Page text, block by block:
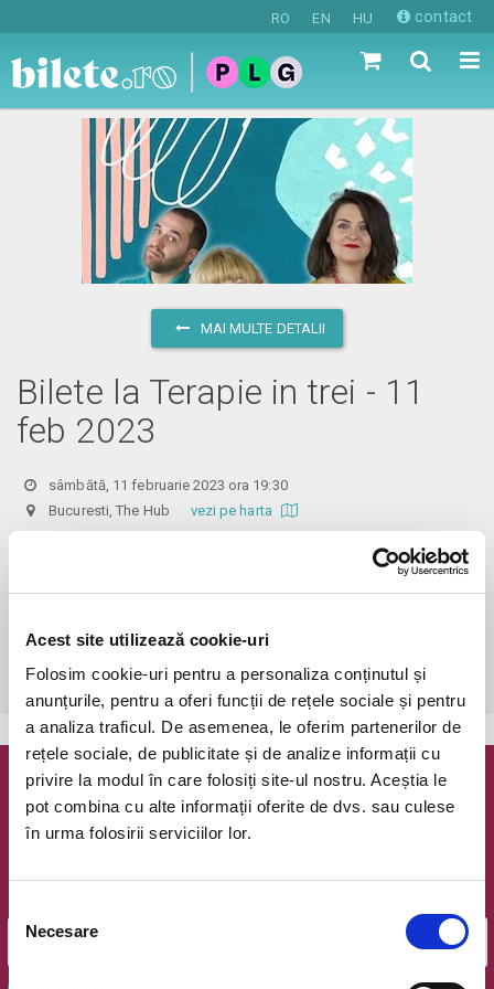
Acest site utilizează cookie-uri
Folosim cookie-uri pentru a personaliza conținutul și
anunțurile, pentru a oferi funcții de rețele sociale și pentru
a analiza traficul. De asemenea, le oferim partenerilor de
rețele sociale, de publicitate și de analize informații cu
privire la modul în care folosiți site-ul nostru. Aceștia le
pot combina cu alte informații oferite de dvs. sau culese
în urma folosirii serviciilor lor.
consimțământului
Necesare
RO EN HU contact
MAI MULTE DETALII
Bilete la Terapie in trei - 11
feb 2023
sâmbătă, 11 februarie 2023 ora 19:30
Bucuresti, The Hub vezi pe harta
În funcție de ora de începere, accesul în sală se poate face cu o
oră / cu 40 minute mai devreme, fiind permis cu până la 10 minute
Informații suplimentare, la nr. de telefon 0773 825 249.
Newsletter @ Bilete.ro